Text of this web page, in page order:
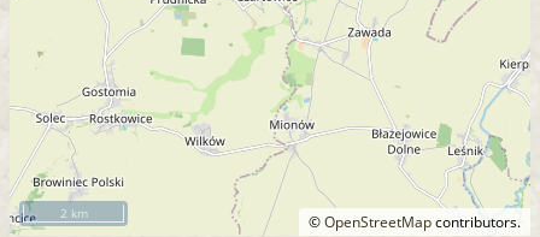
©OpenStreetMapcontributors.
2 km